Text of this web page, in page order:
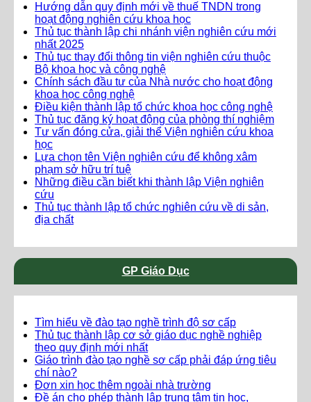
Hướng dẫn quy định mới về thuế TNDN trong
hoạt động nghiên cứu khoa học
Thủ tục thành lập chi nhánh viện nghiên cứu mới
nhất 2025
Thủ tục thay đổi thông tin viện nghiên cứu thuộc
Bộ khoa học và công nghệ
Chính sách đầu tư của Nhà nước cho hoạt động
khoa học công nghệ
Điều kiện thành lập tổ chức khoa học công nghệ
Thủ tục đăng ký hoạt động của phòng thí nghiệm
Tư vấn đóng cửa, giải thể Viện nghiên cứu khoa
học
Lựa chọn tên Viện nghiên cứu để không xâm
phạm sở hữu trí tuệ
Những điều cần biết khi thành lập Viện nghiên
cứu
Thủ tục thành lập tổ chức nghiên cứu về di sản,
địa chất
GP Giáo Dục
Tìm hiểu về đào tạo nghề trình độ sơ cấp
Thủ tục thành lập cơ sở giáo dục nghề nghiệp
theo quy định mới nhất
Giáo trình đào tạo nghề sơ cấp phải đáp ứng tiêu
chí nào?
Đơn xin học thêm ngoài nhà trường
Đề án cho phép thành lập trung tâm tin học,